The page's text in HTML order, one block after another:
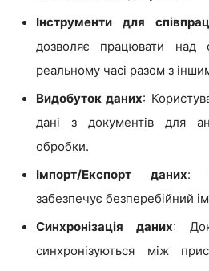
Інструменти для
дозволяє працювати
реальному часі разом з
Видобуток даних:
дані з документів для
обробки.
Імпорт/Експорт даних:
забезпечує безперебійний
Синхронізація даних:
синхронізуються між